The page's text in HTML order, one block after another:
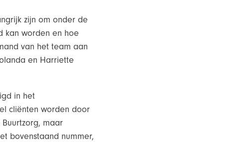
zijn om onder de
kan worden en hoe
van het team aan
en Harriette
in het
cliënten worden door
maar
bovenstaand nummer,